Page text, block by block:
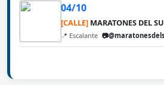
04/10
[CALLE] MARATONES DEL
📍 Escalante